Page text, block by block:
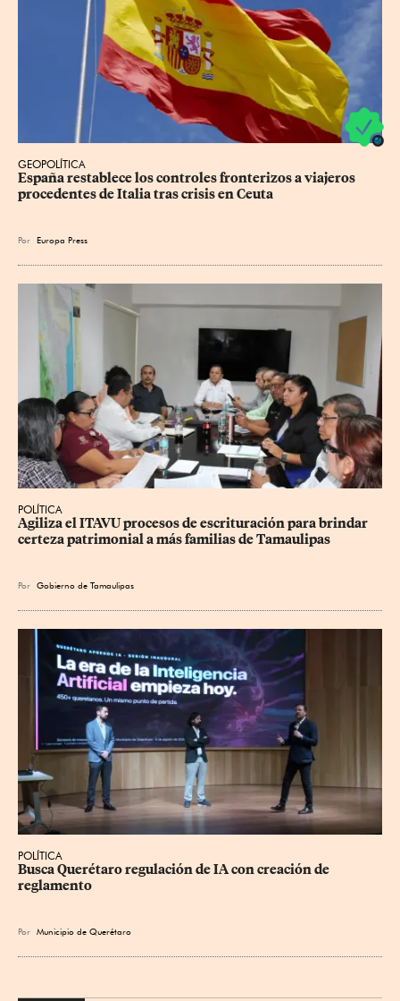
GEOPOLÍTICA
España restablece los controles fronterizos a viajeros
procedentes de Italia tras crisis en Ceuta
Por Europa Press
POLÍTICA
Agiliza el ITAVU procesos de escrituración para brindar
certeza patrimonial a más familias de Tamaulipas
Por Gobierno de Tamaulipas
POLÍTICA
Busca Querétaro regulación de IA con creación de
reglamento
Por Municipio de Querétaro